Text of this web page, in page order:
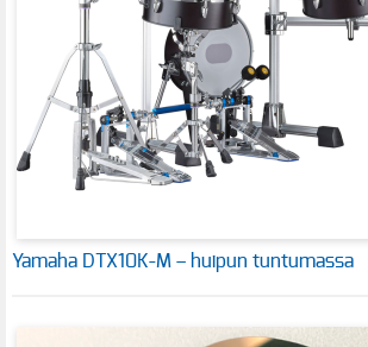
Yamaha DTX10K-M – huipun tuntumassa